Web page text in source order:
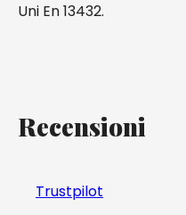
Uni En 13432.
Recensioni
Trustpilot